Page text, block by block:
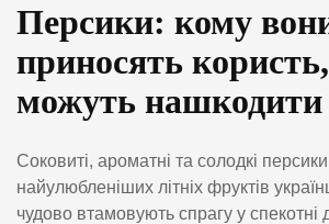
Персики: кому
приносять
можуть нашкодити
Соковиті, ароматні та солодкі
найулюбленіших літніх фруктів
чудово втамовують спрагу у спекотні